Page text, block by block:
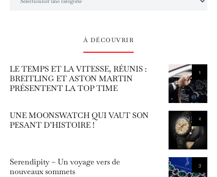
À DÉCOUVRIR
1
LE TEMPS ET LA VITESSE, RÉUNIS :
BREITLING ET ASTON MARTIN
PRÉSENTENT LA TOP TIME
2
UNE MOONSWATCH QUI VAUT SON
PESANT D’HISTOIRE !
3
Serendipity – Un voyage vers de
nouveaux sommets